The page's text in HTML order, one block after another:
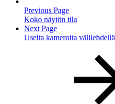
Previous Page
Koko näytön tila
Next Page
Useita kameroita välilehdellä